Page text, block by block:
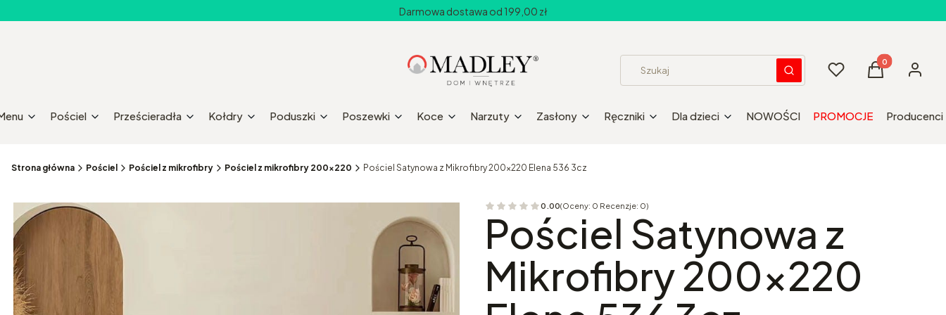
Darmowa dostawa od 199,00 zł
WyczyśćSzukaj
UlubioneProdukty w
Koszyk Zaloguj
Pościel Prześcieradła Kołdry Poduszki Poszewki Koce Narzuty Zasłony Ręczniki Dla dzieci NOWOŚCI PROMOCJE Producenci
Strona główna Pościel Pościel z mikrofibry Pościel z mikrofibry 200x220 Pościel Satynowa z Mikrofibry 200x220 Elena 536 3cz
0.00(Oceny: 0 Recenzje: 0)
Przejdź do sekcji Opinie
Pościel Satynowa z
Mikrofibry 200x220